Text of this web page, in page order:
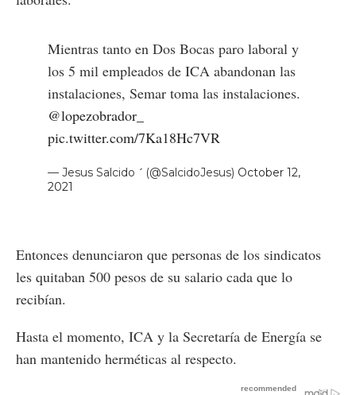
Mientras tanto en Dos Bocas paro laboral y
los 5 mil empleados de ICA abandonan las
instalaciones, Semar toma las instalaciones.
@lopezobrador_
pic.twitter.com/7Ka18Hc7VR
— Jesus Salcido  (@SalcidoJesus) October 12,
2021
Entonces denunciaron que personas de los sindicatos
les quitaban 500 pesos de su salario cada que lo
recibían.
Hasta el momento, ICA y la Secretaría de Energía se
han mantenido herméticas al respecto.